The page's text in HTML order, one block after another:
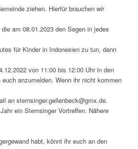
ziehen. Hierfür brauchen wir
am 08.01.2023 den Segen in jedes
für Kinder in Indonesien zu tun, dann
von 11:00 bis 12:00 Uhr in den
euch anzumelden. Wenn ihr nicht kommen
an sternsinger.gellenbeck@gmx.de.
ein Sternsinger Vortreffen. Nähere
habt, könnt ihr euch an den